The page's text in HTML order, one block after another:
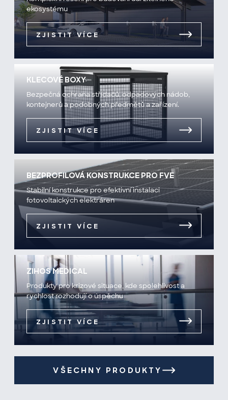
ekosystému
ZJISTIT VÍCE
KLECOVÉ BOXY
Bezpečná ochrana střídačů, odpadových nádob,
kontejnerů a podobných předmětů a zařízení.
ZJISTIT VÍCE
BEZPROFILOVÁ KONSTRUKCE PRO FVE
Stabilní konstrukce pro efektivní instalaci
fotovoltaických elektráren
ZJISTIT VÍCE
ZIHOS MEDICAL
Produkty pro krizové situace, kde spolehlivost a
rychlost rozhodují o úspěchu
ZJISTIT VÍCE
VŠECHNY PRODUKTY